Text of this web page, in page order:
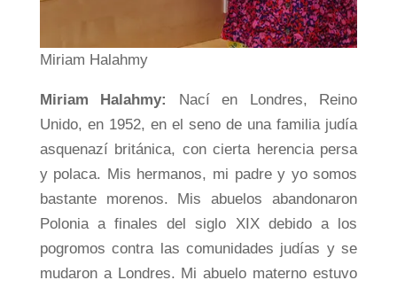
Miriam Halahmy
Miriam Halahmy: Nací en Londres, Reino
Unido, en 1952, en el seno de una familia judía
asquenazí británica, con cierta herencia persa
y polaca. Mis hermanos, mi padre y yo somos
bastante morenos. Mis abuelos abandonaron
Polonia a finales del siglo XIX debido a los
pogromos contra las comunidades judías y se
mudaron a Londres. Mi abuelo materno estuvo